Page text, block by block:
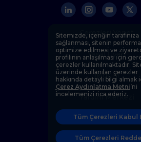
çözümleri ve
alanlarda kapsamlı
kaynaklardan
bilgilendirici
Kişisel Verilerin
Etik İlkeler ve Uyum
Çerezleri Yönet
Yasal Uyarı
İletişim
Yardım Merkezi
Sitemizde, içeriğin tarafınıza
sağlanması, sitenin
optimize edilmesi ve
profilinin anlaşılması için
çerezler kullanılmaktadır.
üzerinde kullanılan çerezler
hakkında detaylı bilgi almak
Çerez Aydınlatma Metni’ni
incelemenizi rica ederiz.
Tüm Çerezleri Kabul
Tüm Çerezleri